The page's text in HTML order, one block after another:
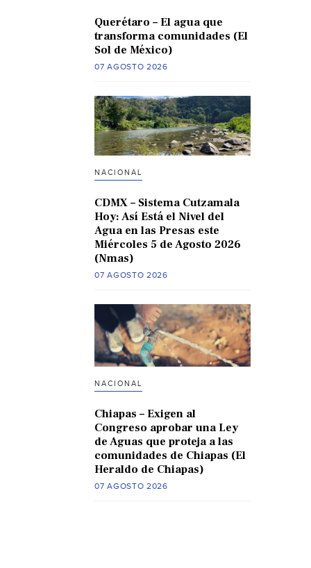
Querétaro – El agua que
transforma comunidades (El
Sol de México)
07 AGOSTO 2026
NACIONAL
CDMX – Sistema Cutzamala
Hoy: Así Está el Nivel del
Agua en las Presas este
Miércoles 5 de Agosto 2026
(Nmas)
07 AGOSTO 2026
NACIONAL
Chiapas – Exigen al
Congreso aprobar una Ley
de Aguas que proteja a las
comunidades de Chiapas (El
Heraldo de Chiapas)
07 AGOSTO 2026